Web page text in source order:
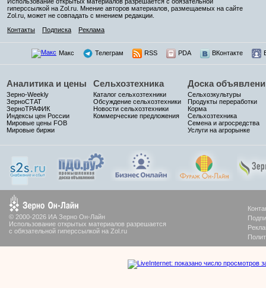
гиперссылкой на Zol.ru. Мнение авторов материалов, размещаемых на сайте
Zol.ru, может не совпадать с мнением редакции.
Контакты
Подписка Реклама
Макс Телеграм RSS PDA ВКонтакте
Аналитика и цены
Зерно-Weekly
ЗерноСТАТ
ЗерноТРАФИК
Индексы цен России
Мировые цены FOB
Мировые биржи
Сельхозтехника
Каталог сельхозтехники
Обсуждение сельхозтехники
Новости сельхозтехники
Коммерческие предложения
Доска
Сельхозкультуры
Продукты переработки
Корма
Сельхозтехника
Семена и агросредства
Услуги на агрорынке
© 2000-2026 ИА Зерно Он-Лайн
Использование открытых материалов разрешается
с обязательной гиперссылкой на Zol.ru